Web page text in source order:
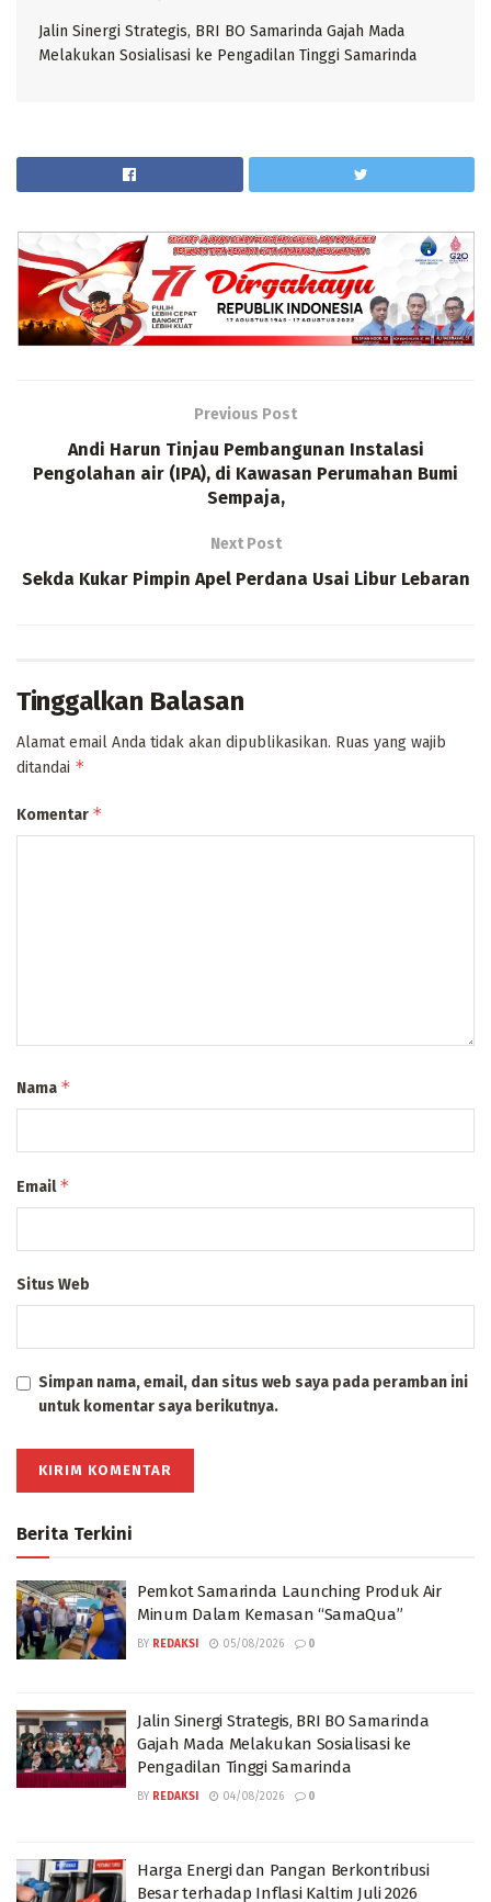
Jalin Sinergi Strategis, BRI BO Samarinda Gajah Mada
Melakukan Sosialisasi ke Pengadilan Tinggi Samarinda
Previous Post
Andi Harun Tinjau Pembangunan Instalasi
Pengolahan air (IPA), di Kawasan Perumahan Bumi
Sempaja,
Next Post
Sekda Kukar Pimpin Apel Perdana Usai Libur Lebaran
Tinggalkan Balasan
Alamat email Anda tidak akan dipublikasikan. Ruas yang wajib
ditandai *
Komentar *
Nama *
Email*
Situs Web
Simpan nama, email, dan situs web saya pada peramban ini
untuk komentar saya berikutnya.
Berita Terkini
Pemkot Samarinda Launching Produk Air
Minum Dalam Kemasan “SamaQua”
BY REDAKSI 05/08/2026 0
Jalin Sinergi Strategis, BRI BO Samarinda
Gajah Mada Melakukan Sosialisasi ke
Pengadilan Tinggi Samarinda
BY REDAKSI 04/08/2026 0
Harga Energi dan Pangan Berkontribusi
Besar terhadap Inflasi Kaltim Juli 2026